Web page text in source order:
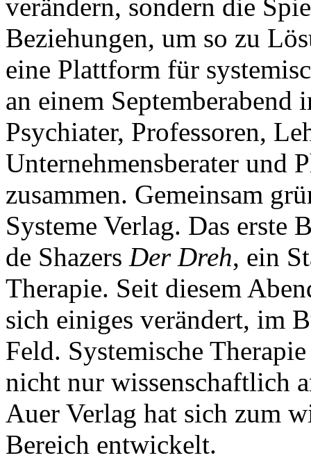
verändern, sondern die
Beziehungen, um so zu
eine Plattform für
an einem Septemberabend
Psychiater, Professoren,
Unternehmensberater und
zusammen. Gemeinsam
Systeme Verlag. Das erste
de Shazers Der Dreh, ein
Therapie. Seit diesem
sich einiges verändert, im
Feld. Systemische
nicht nur wissenschaftlich
Auer Verlag hat sich zum
Bereich entwickelt.